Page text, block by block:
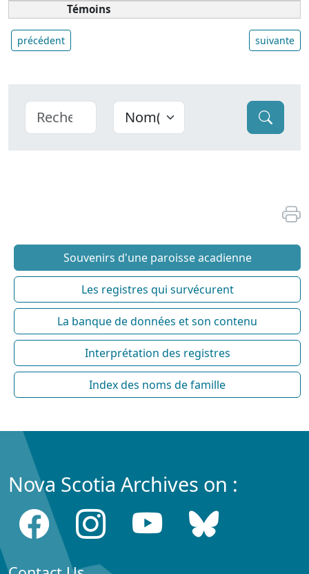
Témoins
précédent suivante
Souvenirs d'une paroisse acadienne
Les registres qui survécurent
La banque de données et son contenu
Interprétation des registres
Index des noms de famille
Nova Scotia Archives on :